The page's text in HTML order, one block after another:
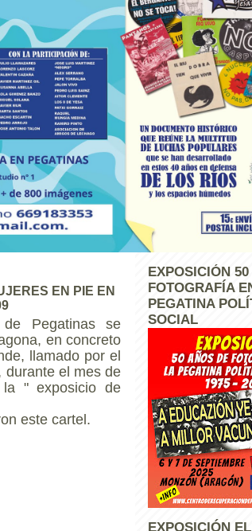
EN PIE EN
Pegatinas se
en concreto
llamado por el
durante el mes de
" exposicio de
este cartel.
EXPOSICIÓN
FOTOGRAFÍA
PEGATINA
SOCIAL
EXPOSICIÓN